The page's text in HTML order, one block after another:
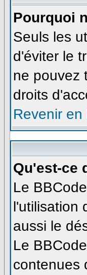
Pourquoi
Seuls les
d'éviter le
ne pouvez
droits
Revenir
Qu'est-ce
Le
l'utilisation
aussi le
Le
contenues